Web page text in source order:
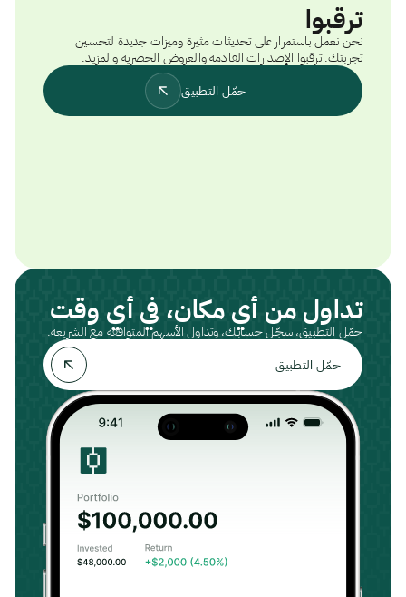
ترقبوا
نحن نعمل باستمرار على تحديثات مثيرة وميزات جديدة لتحسين
تجربتك. ترقبوا الإصدارات القادمة والعروض الحصرية والمزيد.
حمّل التطبيق
تداول من أي مكان، في أي وقت
حمّل التطبيق، سجّل حسابك، وتداول الأسهم المتوافقة مع الشريعة.
حمّل التطبيق